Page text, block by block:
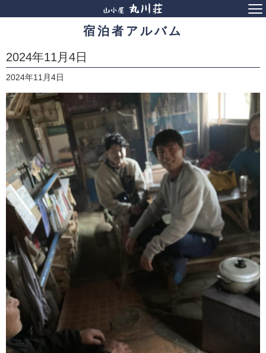
宿泊者アルバム
2024年11月4日
2024年11月4日